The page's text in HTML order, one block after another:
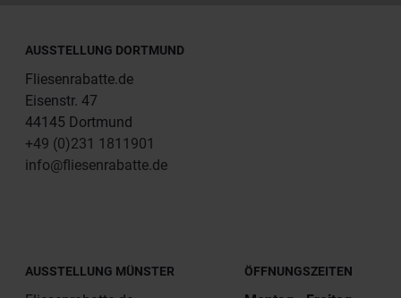
AUSSTELLUNG DORTMUND
Fliesenrabatte.de
Eisenstr. 47
44145 Dortmund
+49 (0)231 1811901
info@fliesenrabatte.de
AUSSTELLUNG MÜNSTER ÖFFNUNGSZEITEN